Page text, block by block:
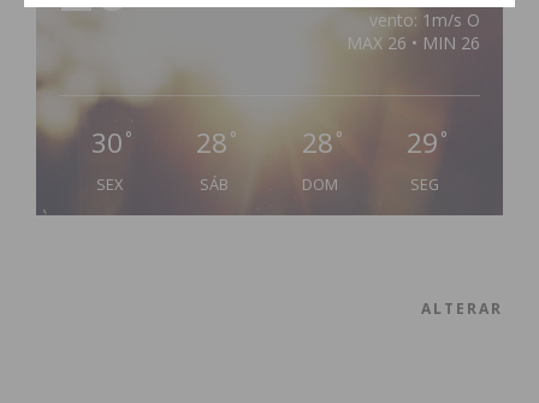
vento: 1m/s O
MAX 26 • MIN 26
30 °
SEX
28 °
SÁB
28 °
DOM
29 °
SEG
ALTERAR